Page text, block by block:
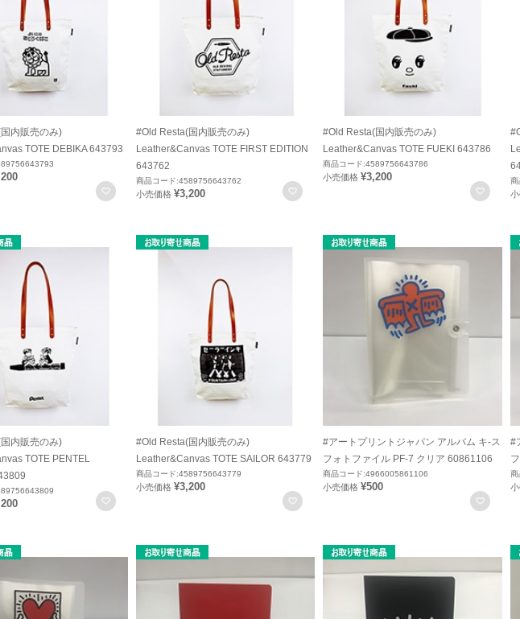
内販売のみ)
TOTE DEBIKA 643793
お気に入りに登録
#Old Resta(国内販売のみ)
Leather&Canvas TOTE FIRST EDITION
643762
商品コード:4589756643762
小売価格 ¥3,200
#Old Resta(国内販売のみ)
Leather&Canvas TOTE FUEKI 643786
商品コード:4589756643786
小売価格 ¥3,200
お気
商
内販売のみ)
TOTE PENTEL
お気に入りに登録
#Old Resta(国内販売のみ)
Leather&Canvas TOTE SAILOR 643779
商品コード:4589756643779
小売価格 ¥3,200
#アートプリントジャパン アルバム キ-ス
フォトファイル PF-7 クリア 60861106
商品コード:4966005861106
小売価格 ¥500
お気
#
商